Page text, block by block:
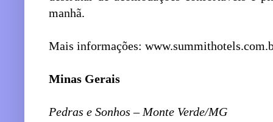
manhã.
Mais informações:
Minas Gerais
Pedras e Sonhos – Monte Verde/MG